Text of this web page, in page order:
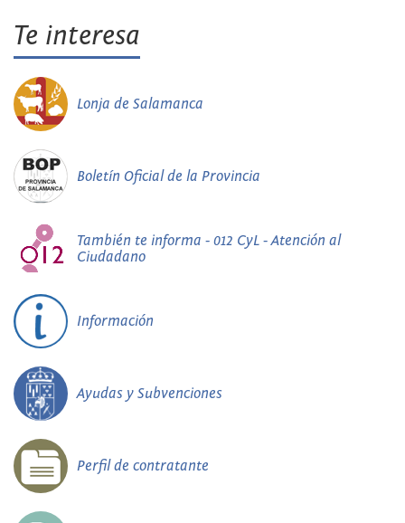
Te interesa
Lonja de Salamanca
Boletín Oficial de la Provincia
También te informa - 012 CyL - Atención al
Ciudadano
Información
Ayudas y Subvenciones
Perfil de contratante